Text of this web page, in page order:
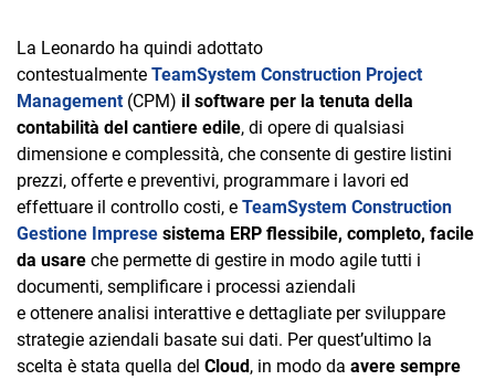
La Leonardo ha quindi adottato
contestualmente TeamSystem Construction Project
Management (CPM) il software per la tenuta della
contabilità del cantiere edile, di opere di qualsiasi
dimensione e complessità, che consente di gestire listini
prezzi, offerte e preventivi, programmare i lavori ed
effettuare il controllo costi, e TeamSystem Construction
Gestione Imprese sistema ERP flessibile, completo, facile
da usare che permette di gestire in modo agile tutti i
documenti, semplificare i processi aziendali
e ottenere analisi interattive e dettagliate per sviluppare
strategie aziendali basate sui dati. Per quest’ultimo la
scelta è stata quella del Cloud, in modo da avere sempre